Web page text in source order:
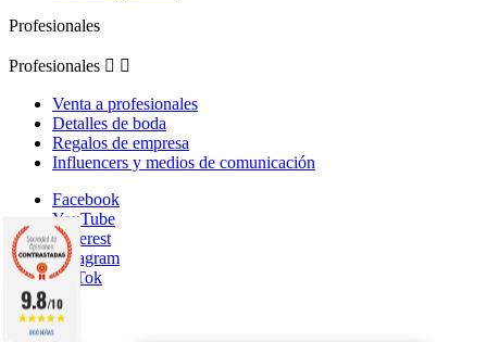
Profesionales
Profesionales  
Venta a profesionales
Detalles de boda
Regalos de empresa
Influencers y medios de comunicación
Facebook
YouTube
Pinterest
Instagram
TikTok
9.8/10
860 NOTAS